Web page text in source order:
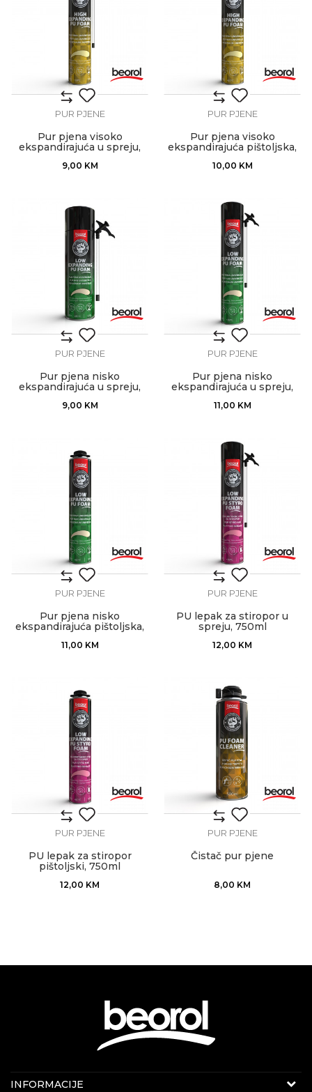
PUR PJENE
Pur pjena visoko
ekspandirajuća u spreju,
9,00 KM
PUR PJENE
Pur pjena visoko
ekspandirajuća pištoljska,
10,00 KM
PUR PJENE
Pur pjena nisko
ekspandirajuća u spreju,
9,00 KM
PUR PJENE
Pur pjena nisko
ekspandirajuća u spreju,
11,00 KM
PUR PJENE
Pur pjena nisko
ekspandirajuća pištoljska,
11,00 KM
PUR PJENE
PU lepak za stiropor u
spreju, 750ml
12,00 KM
PUR PJENE
PU lepak za stiropor
pištoljski, 750ml
12,00 KM
PUR PJENE
Čistač pur pjene
8,00 KM
Internet prodaja
INFORMACIJE